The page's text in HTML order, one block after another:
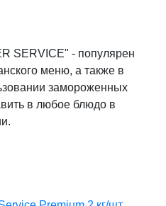
₽.
SERVICE" - популярен
меню, а также в
замороженных
в любое блюдо в